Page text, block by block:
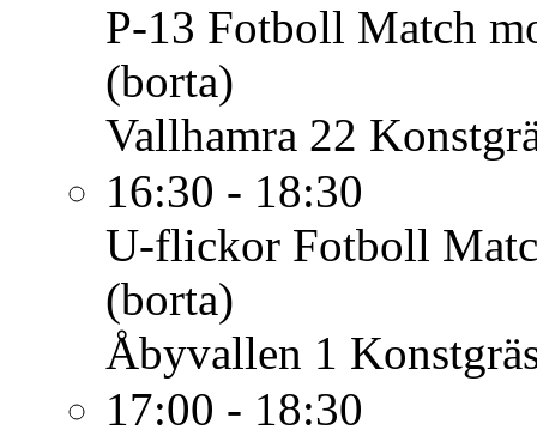
P-13 Fotboll Match
(borta)
Vallhamra 22
16:30 - 18:30
U-flickor Fotboll
(borta)
Åbyvallen 1
17:00 - 18:30